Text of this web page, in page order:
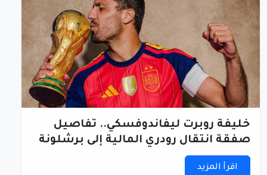
خليفة روبرت ليفاندوفسكي.. تفاصيل
صفقة انتقال رودري المالية إلى برشلونة
اقرأ المزيد